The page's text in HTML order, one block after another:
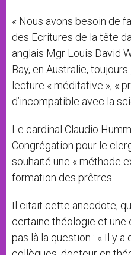
« Nous avons besoin de
des Ecritures de la tête
anglais Mgr Louis David
Bay, en Australie,
lecture « méditative », «
d’incompatible avec la
Le cardinal Claudio
Congrégation pour le
souhaité une « méthode
formation des prêtres.
Il citait cette anecdote,
certaine théologie et une
pas là la question : « Il y